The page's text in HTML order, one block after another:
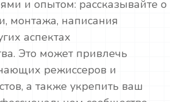
и опытом: рассказывайте о
монтажа, написания
аспектах
Это может привлечь
режиссеров и
а также укрепить ваш